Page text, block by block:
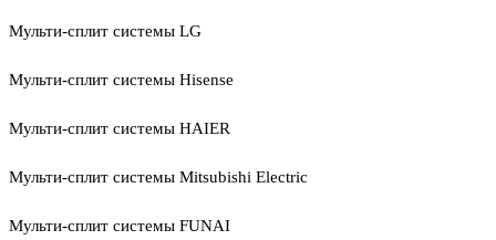
Мульти-сплит системы LG
Мульти-сплит системы Hisense
Мульти-сплит системы HAIER
Мульти-сплит системы Mitsubishi Electric
Мульти-сплит системы FUNAI